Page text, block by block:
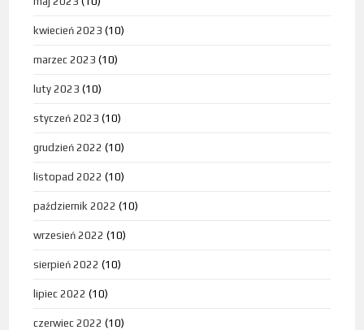
kwiecień 2023 (10)
marzec 2023 (10)
luty 2023 (10)
styczeń 2023 (10)
grudzień 2022 (10)
listopad 2022 (10)
październik 2022 (10)
wrzesień 2022 (10)
sierpień 2022 (10)
lipiec 2022 (10)
czerwiec 2022 (10)